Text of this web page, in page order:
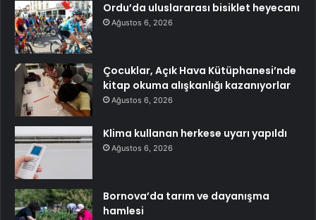
Ordu’da uluslararası bisiklet heyecanı
Ağustos 6, 2026
Çocuklar, Açık Hava Kütüphanesi’nde
kitap okuma alışkanlığı kazanıyorlar
Ağustos 6, 2026
Klima kullanan herkese uyarı yapıldı
Ağustos 6, 2026
Bornova’da tarım ve dayanışma
hamlesi